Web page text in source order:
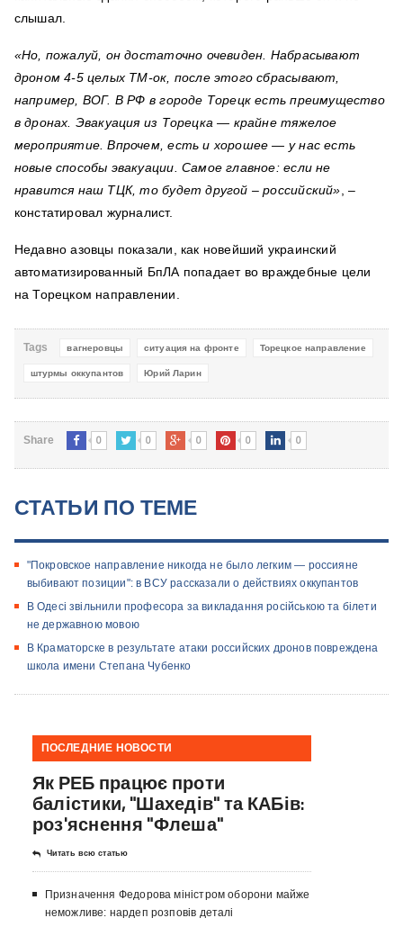
слышал.
«Но, пожалуй, он достаточно очевиден. Набрасывают
дроном 4-5 целых ТМ-ок, после этого сбрасывают,
например, ВОГ. В РФ в городе Торецк есть преимущество
в дронах. Эвакуация из Торецка — крайне тяжелое
мероприятие. Впрочем, есть и хорошее — у нас есть
новые способы эвакуации. Самое главное: если не
нравится наш ТЦК, то будет другой – российский», –
констатировал журналист.
Недавно азовцы показали, как новейший украинский
автоматизированный БпЛА попадает во враждебные цели
на Торецком направлении.
Tags вагнеровцы ситуация на фронте Торецкое направление
штурмы оккупантов Юрий Ларин
Share 0 0 0 0 0
СТАТЬИ ПО ТЕМЕ
"Покровское направление никогда не было легким — россияне
выбивают позиции": в ВСУ рассказали о действиях оккупантов
В Одесі звільнили професора за викладання російською та білети
не державною мовою
В Краматорске в результате атаки российских дронов повреждена
школа имени Степана Чубенко
ПОСЛЕДНИЕ НОВОСТИ
Як РЕБ працює проти
балістики, "Шахедів" та КАБів:
роз'яснення "Флеша"
Читать всю статью
Призначення Федорова міністром оборони майже
неможливе: нардеп розповів деталі